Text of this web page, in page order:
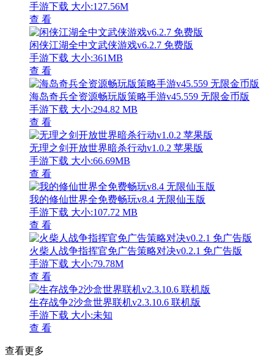
手游下载 大小:127.56M
查 看
闲侠江湖全中文武侠游戏v6.2.7 免费版
手游下载 大小:361MB
查 看
海岛奇兵全资源畅玩版策略手游v45.559 无限金币版
手游下载 大小:294.82 MB
查 看
无理之剑开放世界暗杀行动v1.0.2 苹果版
手游下载 大小:66.69MB
查 看
我的修仙世界全免费畅玩v8.4 无限仙玉版
手游下载 大小:107.72 MB
查 看
火柴人战争指挥官免广告策略对决v0.2.1 免广告版
手游下载 大小:79.78M
查 看
生存战争2沙盒世界联机v2.3.10.6 联机版
手游下载 大小:未知
查 看
查看更多